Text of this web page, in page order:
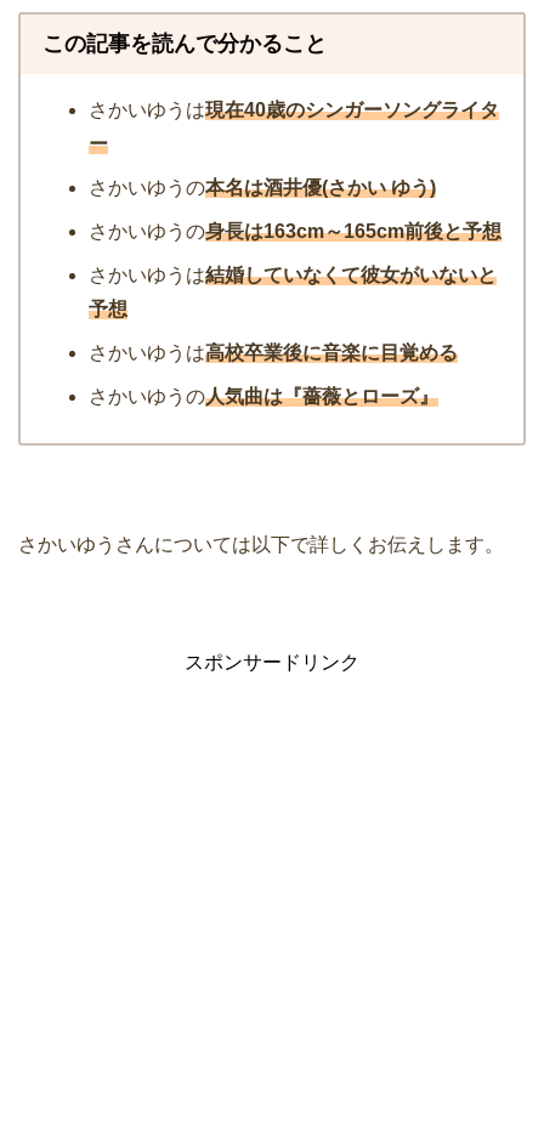
この記事を読んで分かること
さかいゆうは現在40歳のシンガーソングライタ
ー
さかいゆうの本名は酒井優(さかい ゆう)
さかいゆうの身長は163cm～165cm前後と予想
さかいゆうは結婚していなくて彼女がいないと
予想
さかいゆうは高校卒業後に音楽に目覚める
さかいゆうの人気曲は『薔薇とローズ』
さかいゆうさんについては以下で詳しくお伝えします。
スポンサードリンク